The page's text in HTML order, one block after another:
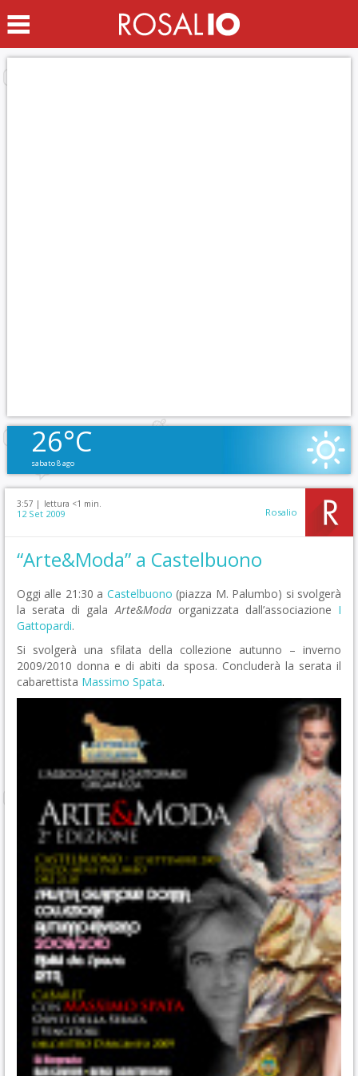
26°C
sabato 8 ago
3:57 | lettura <1 min.
12 Set 2009 Rosalio
“Arte&Moda” a Castelbuono
Oggi alle 21:30 a Castelbuono (piazza M. Palumbo) si svolgerà
la serata di galaArte&Modaorganizzata dall’associazione I
Gattopardi.
Si svolgerà una sfilata della collezione autunno – inverno
2009/2010 donna e di abiti da sposa. Concluderà la serata il
cabarettista Massimo Spata.